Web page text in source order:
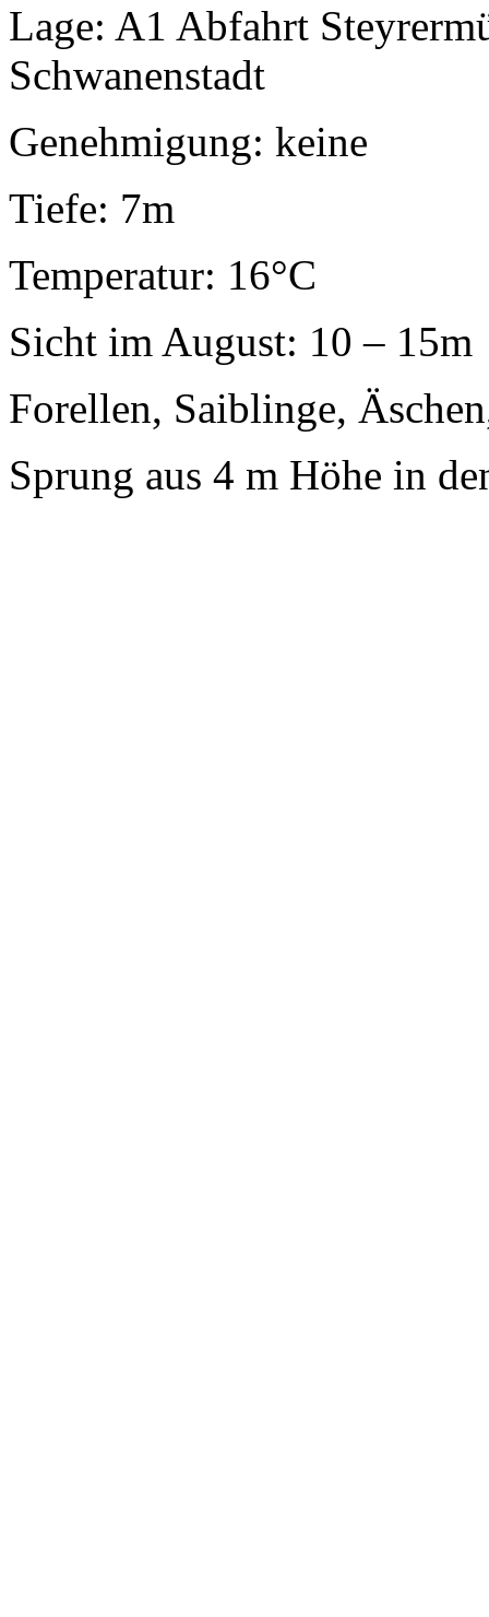
Lage: A1 Abfahrt
Schwanenstadt
Genehmigung: keine
Tiefe: 7m
Temperatur: 16°C
Sicht im August: 10 – 15m
Forellen, Saiblinge,
Sprung aus 4 m Höhe in